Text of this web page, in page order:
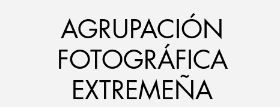
AGRUPACIÓN
FOTOGRÁFICA
EXTREMEÑA